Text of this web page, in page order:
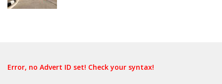
Error, no Advert ID set! Check your syntax!